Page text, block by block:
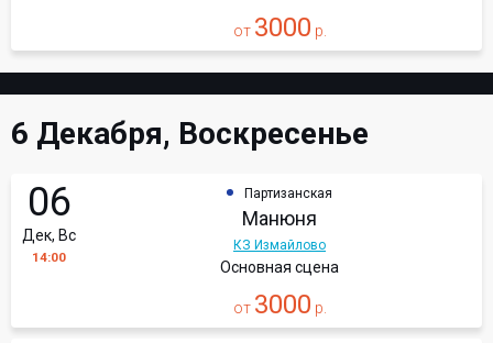
от 3000 р.
6 Декабря, Воскресенье
06
Дек, Вс
14:00
Партизанская
Манюня
КЗ Измайлово
Основная сцена
от 3000 р.